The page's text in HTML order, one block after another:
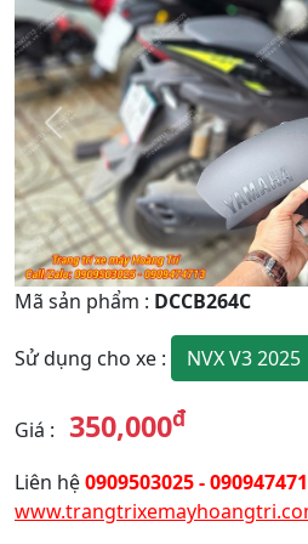
Quay
Lại
Mã sản phẩm : DCCB264C
Sử dụng cho xe : NVX V3 2025
Giá : 350,000đ
Liên hệ0909503025 -